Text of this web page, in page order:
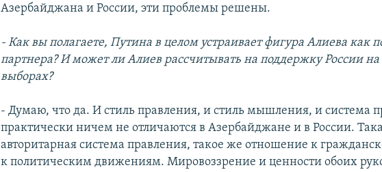
Азербайджана и России, эти проблемы решены.
- Как вы полагаете, Путина в целом устраивает фигура Алиева как
партнера? И может ли Алиев рассчитывать на поддержку России на
выборах?
- Думаю, что да. И стиль правления, и стиль мышления, и система
практически ничем не отличаются в Азербайджане и в России.
авторитарная система правления, такое же отношение к
к политическим движениям. Мировоззрение и ценности обоих